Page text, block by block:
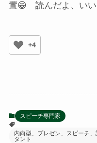
置😁 読んだよ、いい
+4
スピーチ専門家
内向型、プレゼン、スピーチ
タント